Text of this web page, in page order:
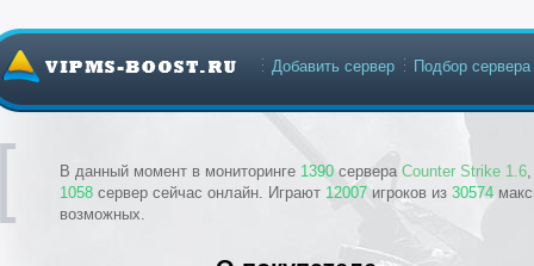
В данный момент в мониторинге 1390 сервера Counter Strike 1.6
1058 сервер сейчас онлайн. Играют 12007 игроков из 30574
возможных.
Добавить сервер Подбор сервера